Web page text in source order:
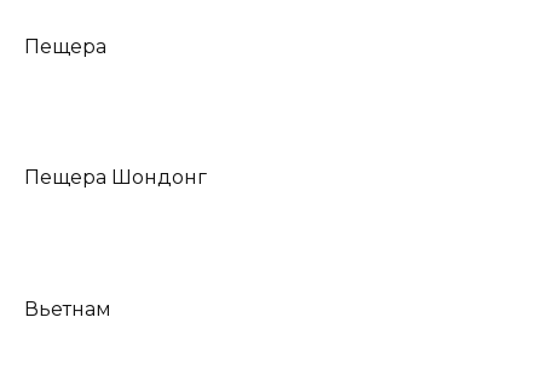
Пещера
Пещера Шондонг
Вьетнам